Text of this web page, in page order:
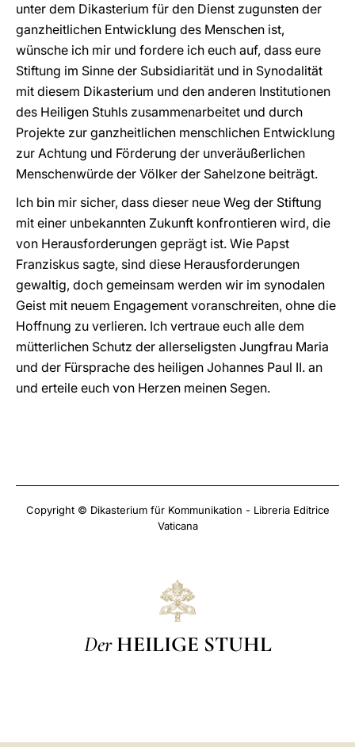
unter dem Dikasterium für den Dienst zugunsten der
ganzheitlichen Entwicklung des Menschen ist,
wünsche ich mir und fordere ich euch auf, dass eure
Stiftung im Sinne der Subsidiarität und in Synodalität
mit diesem Dikasterium und den anderen Institutionen
des Heiligen Stuhls zusammenarbeitet und durch
Projekte zur ganzheitlichen menschlichen Entwicklung
zur Achtung und Förderung der unveräußerlichen
Menschenwürde der Völker der Sahelzone beiträgt.
Ich bin mir sicher, dass dieser neue Weg der Stiftung
mit einer unbekannten Zukunft konfrontieren wird, die
von Herausforderungen geprägt ist. Wie Papst
Franziskus sagte, sind diese Herausforderungen
gewaltig, doch gemeinsam werden wir im synodalen
Geist mit neuem Engagement voranschreiten, ohne die
Hoffnung zu verlieren. Ich vertraue euch alle dem
mütterlichen Schutz der allerseligsten Jungfrau Maria
und der Fürsprache des heiligen Johannes Paul II. an
und erteile euch von Herzen meinen Segen.
Copyright © Dikasterium für Kommunikation - Libreria Editrice
Vaticana
Der HEILIGE STUHL